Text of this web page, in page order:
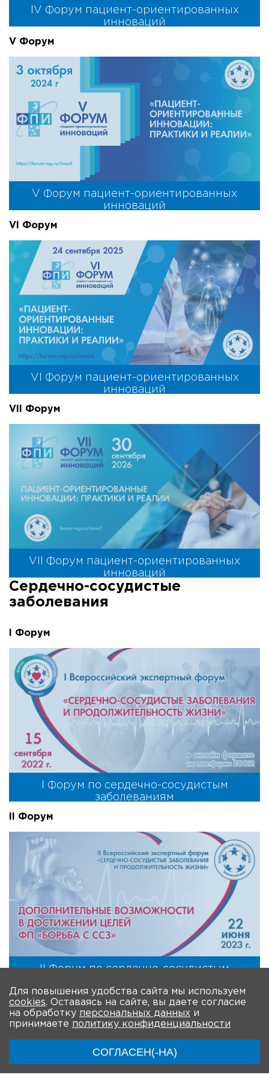
IV Форум пациент-ориентированных
инноваций
V Форум
V Форум пациент-ориентированных
инноваций
VI Форум
VI Форум пациент-ориентированных
инноваций
VII Форум
VII Форум пациент-ориентированных
инноваций
Сердечно-сосудистые
заболевания
I Форум
I Форум по сердечно-сосудистым
заболеваниям
II Форум
II Форум по сердечно-сосудистым
III Форум
Для повышения удобства сайта мы используем
cookies. Оставаясь на сайте, вы даете согласие
на обработку персональных данных и
принимаете политику конфиденциальности
СОГЛАСЕН(-НА)